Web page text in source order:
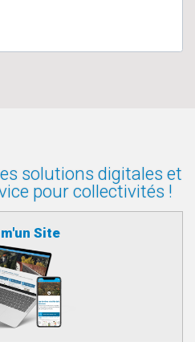
solutions digitales et
pour collectivités !
Site